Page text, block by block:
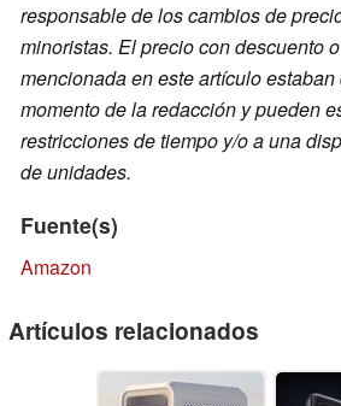
responsable de los cambios de
minoristas. El precio con descuento
mencionada en este artículo
momento de la redacción y pueden
restricciones de tiempo y/o a una
de unidades.
Fuente(s)
Amazon
Artículos relacionados